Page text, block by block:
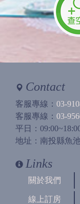
Contact
客服專線： 03-
客服專線： 03-
平日：
地址：南投縣魚
Links
關於我們
線上訂房